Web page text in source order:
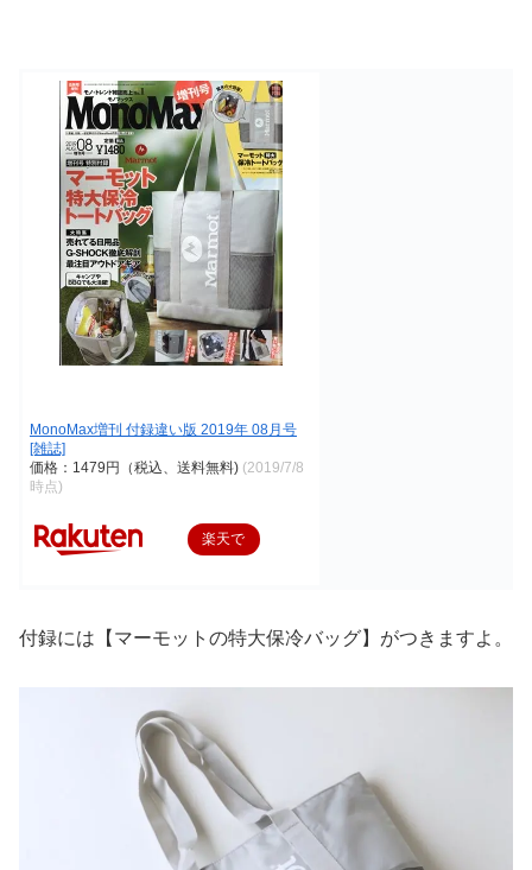
MonoMax増刊 付録違い版 2019年 08月号
[雑誌]
価格：1479円（税込、送料無料) (2019/7/8
時点)
楽天で
付録には【マーモットの特大保冷バッグ】がつきますよ。